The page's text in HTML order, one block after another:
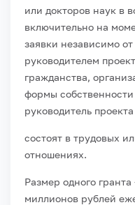
или докторов наук в
включительно на
заявки независимо
руководителем
гражданства,
формы
руководитель
состоят в трудовых
отношениях.
Размер одного
миллионов рублей